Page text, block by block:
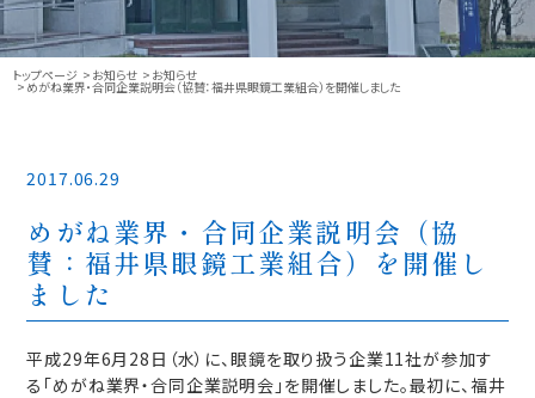
トップページ お知らせ お知らせ
めがね業界・合同企業説明会（協賛：福井県眼鏡工業組合）を開催しました
2017.06.29
めがね業界・合同企業説明会（協
賛：福井県眼鏡工業組合）を開催し
ました
平成29年6月28日（水）に、眼鏡を取り扱う企業11社が参加す
る「めがね業界・合同企業説明会」を開催しました。最初に、福井